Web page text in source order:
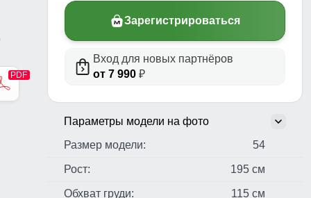
Зарегистрироваться
Вход для новых партнёров
от 7 990 ₽
Параметры модели на фото
Размер модели:
54
Рост: 195 см
Обхват груди: 115 см